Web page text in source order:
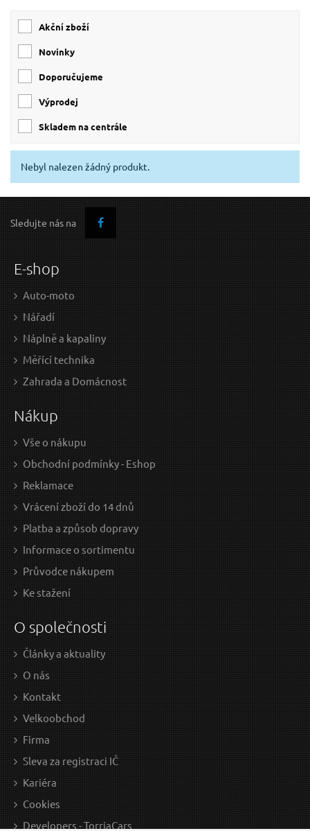
Akční zboží
Novinky
Doporučujeme
Výprodej
skladem na centrále
Nebyl nalezen žádný produkt.
Sledujte nás na
E-shop
Auto-moto
Nářadí
Náplně a kapaliny
Měřící technika
Zahrada a Domácnost
Nákup
Vše o nákupu
Obchodní podmínky - Eshop
Reklamace
Vrácení zboží do 14 dnů
Platba a způsob dopravy
Informace o sortimentu
Průvodce nákupem
Ke stažení
O společnosti
Články a aktuality
O nás
Kontakt
Velkoobchod
Firma
Sleva za registraci IČ
Kariéra
Cookies
Developers - TorriaCars